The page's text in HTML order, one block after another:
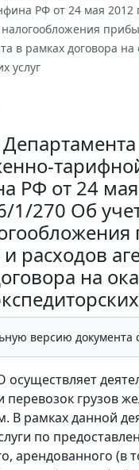
РФ от 24 мая 2012
налогообложения
в рамках договора на
услуг
РФ от 24 мая
1/270 Об
расходов
на
версию документа
перевозок грузов
В рамках данной
по
арендованного (в